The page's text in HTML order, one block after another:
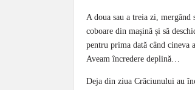
A doua sau a treia zi,
coboare din mașină și să
pentru prima dată când
Aveam încredere deplină…
Deja din ziua Crăciunului au